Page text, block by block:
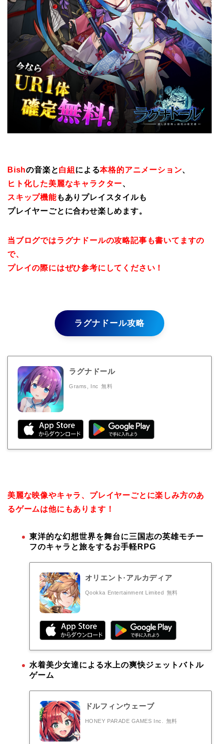
Bishの音楽と白組 による本格的アニメーション、
ヒト化した美麗なキャラクター、
スキップ機能もありプレイスタイルも
プレイヤーごとに合わせ楽しめます。
当ブログではラグナドールの攻略記事も書いてますの
で、
プレイの際にはぜひ参考にしてください！
ラグナドール攻略
ラグナドール
Grams, Inc 無料
美麗な映像やキャラ、プレイヤーごとに楽しみ方のあ
るゲームは他にもあります！
東洋的な幻想世界を舞台に三国志の英雄モチー
フのキャラと旅をするお手軽RPG
オリエント·アルカディア
Qookka Entertainment Limited 無料
水着美少女達による水上の爽快ジェットバトル
ゲーム
ドルフィンウェーブ
HONEY PARADE GAMES Inc. 無料